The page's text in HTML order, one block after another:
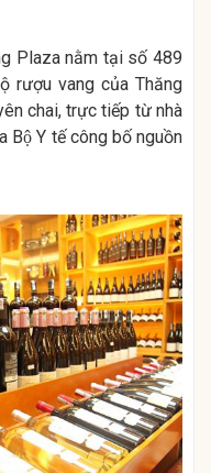
Plaza nằm tại số 489
rượu vang của Thăng
chai, trực tiếp từ nhà
Bộ Y tế công bố nguồn